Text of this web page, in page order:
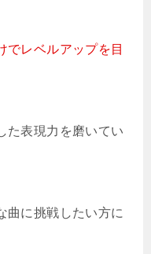
でレベルアップを目
た表現力を磨いてい
曲に挑戦したい方に